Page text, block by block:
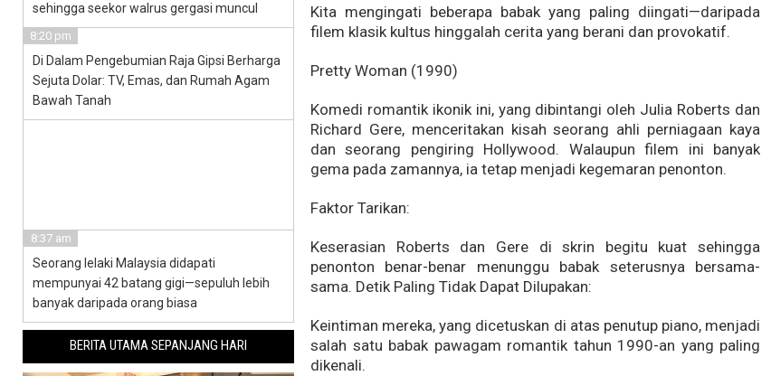
Kita mengingati beberapa babak yang paling diingati—daripada
filem klasik kultus hinggalah cerita yang berani dan provokatif.
Pretty Woman (1990)
Komedi romantik ikonik ini, yang dibintangi oleh Julia Roberts dan
Richard Gere, menceritakan kisah seorang ahli perniagaan kaya
dan seorang pengiring Hollywood. Walaupun filem ini banyak
gema pada zamannya, ia tetap menjadi kegemaran penonton.
Faktor Tarikan:
Keserasian Roberts dan Gere di skrin begitu kuat sehingga
penonton benar-benar menunggu babak seterusnya bersama-
sama. Detik Paling Tidak Dapat Dilupakan:
Keintiman mereka, yang dicetuskan di atas penutup piano, menjadi
salah satu babak pawagam romantik tahun 1990-an yang paling
dikenali.
sehingga seekor walrus gergasi muncul
8:20 pm
Di Dalam Pengebumian Raja Gipsi Berharga
Sejuta Dolar: TV, Emas, dan Rumah Agam
Bawah Tanah
8:37 am
Seorang lelaki Malaysia didapati
mempunyai 42 batang gigi—sepuluh lebih
banyak daripada orang biasa
BERITA UTAMA SEPANJANG HARI